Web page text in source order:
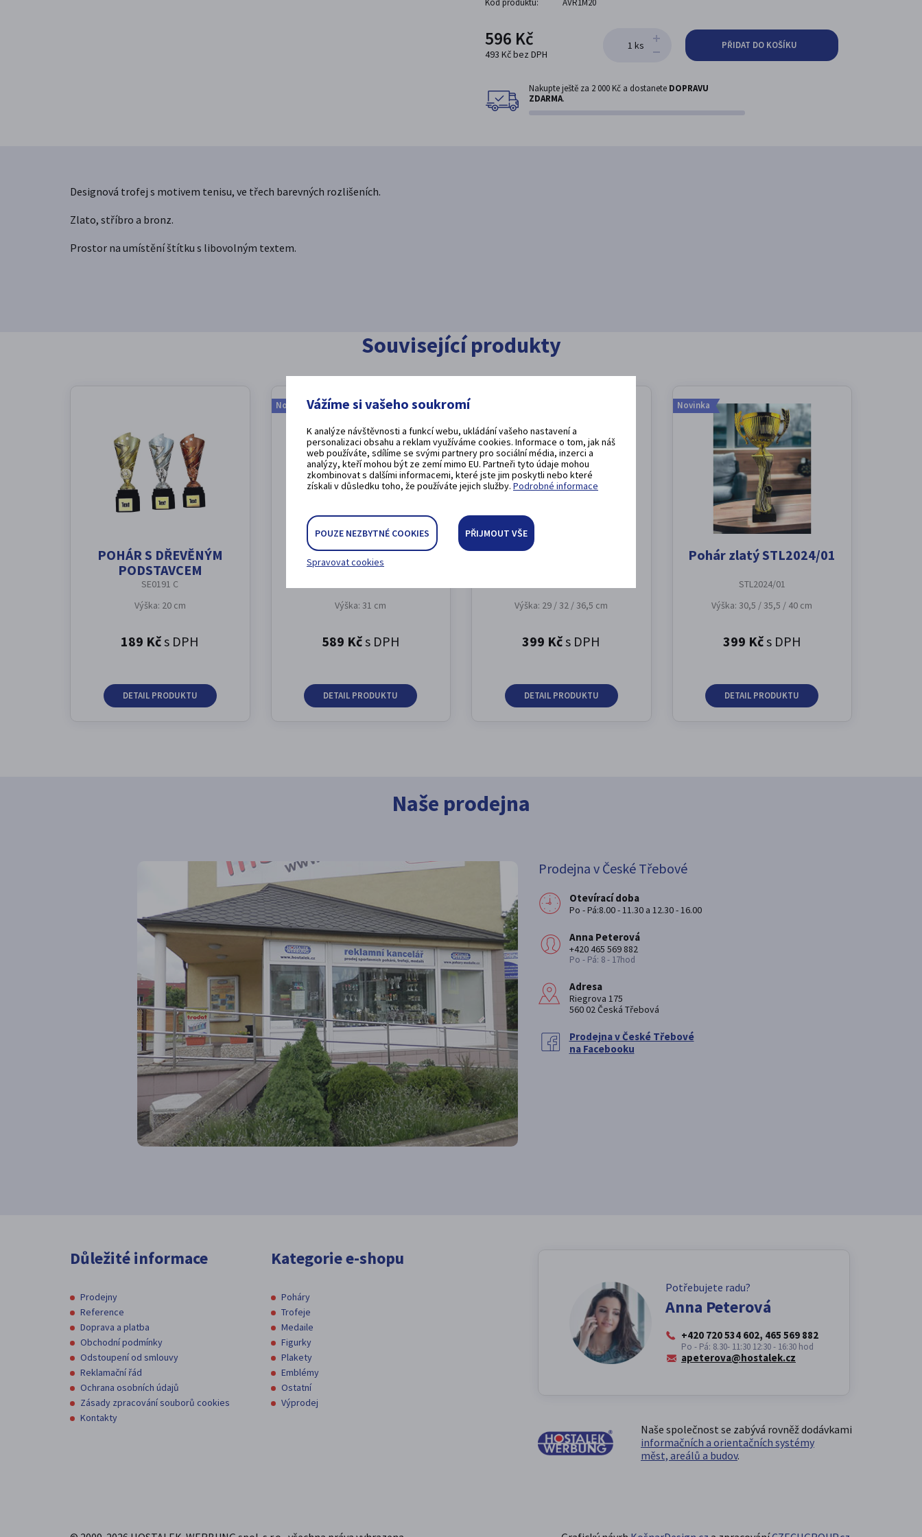
Kód produktu: AVR1M20
596 Kč
493 Kč bez DPH
ks PŘIDAT DO KOŠÍKU
Nakupte ještě za 2 000 Kč a dostanete DOPRAVU
ZDARMA.
Designová trofej s motivem tenisu, ve třech barevných rozlišeních.
Zlato, stříbro a bronz.
Prostor na umístění štítku s libovolným textem.
Související produkty
POHÁR S DŘEVĚNÝM
PODSTAVCEM
SE0191 C
Výška: 20 cm
189 Kčs DPH
DETAIL PRODUKTU
Novinka
Designová trofej AV1
Výška: 31 cm
589 Kčs DPH
DETAIL PRODUKTU
ZLATO-STŘÍBNÝ POHÁR
Výška: 29 / 32 / 36,5 cm
399 Kčs DPH
DETAIL PRODUKTU
Novinka
Pohár zlatý STL2024/01
STL2024/01
Výška: 30,5 / 35,5 / 40 cm
399 Kčs DPH
DETAIL PRODUKTU
Naše prodejna
Prodejna v České Třebové
Otevírací doba
Po - Pá:8.00 - 11.30 a 12.30 - 16.00
Anna Peterová
+420 465 569 882
Po - Pá: 8 - 17hod
Adresa
Riegrova 175
560 02 Česká Třebová
Prodejna v České Třebové
na Facebooku
Důležité informace
Prodejny
Reference
Doprava a platba
Obchodní podmínky
Odstoupení od smlouvy
Reklamační řád
Ochrana osobních údajů
Zásady zpracování souborů cookies
Kontakty
Kategorie e-shopu
Poháry
Trofeje
Medaile
Figurky
Plakety
Emblémy
Ostatní
Výprodej
Potřebujete radu?
Anna Peterová
+420 720 534 602, 465 569 882
Po - Pá: 8.30- 11:30 12:30 - 16:30 hod
apeterova@hostalek.cz
Naše společnost se zabývá rovněž dodávkami
informačních a orientačních systémy
měst, areálů a budov.
Vážíme si vašeho soukromí
K analýze návštěvnosti a funkcí webu, ukládání vašeho nastavení a
personalizaci obsahu a reklam využíváme cookies. Informace o tom, jak náš
web používáte, sdílíme se svými partnery pro sociální média, inzerci a
analýzy, kteří mohou být ze zemí mimo EU. Partneři tyto údaje mohou
zkombinovat s dalšími informacemi, které jste jim poskytli nebo které
získali v důsledku toho, že používáte jejich služby.Podrobné informace
POUZE NEZBYTNÉ COOKIES PŘIJMOUT VŠE
Spravovat cookies